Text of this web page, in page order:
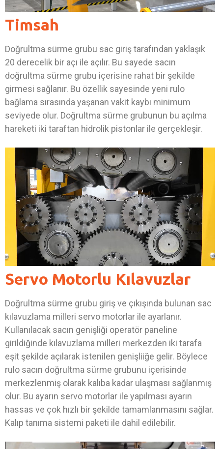
Timsah
Doğrultma sürme grubu sac giriş tarafından yaklaşık
20 derecelik bir açı ile açılır. Bu sayede sacın
doğrultma sürme grubu içerisine rahat bir şekilde
girmesi sağlanır. Bu özellik sayesinde yeni rulo
bağlama sırasında yaşanan vakit kaybı minimum
seviyede olur. Doğrultma sürme grubunun bu açılma
hareketi iki taraftan hidrolik pistonlar ile gerçekleşir.
Servo Motorlu Kılavuzlar
Doğrultma sürme grubu giriş ve çıkışında bulunan sac
kılavuzlama milleri servo motorlar ile ayarlanır.
Kullanılacak sacın genişliği operatör paneline
girildiğinde kılavuzlama milleri merkezden iki tarafa
eşit şekilde açılarak istenilen genişliiğe gelir. Böylece
rulo sacın doğrultma sürme grubunu içerisinde
merkezlenmiş olarak kalıba kadar ulaşması sağlanmış
olur. Bu ayarın servo motorlar ile yapılması ayarın
hassas ve çok hızlı bir şekilde tamamlanmasını sağlar.
Kalıp tanıma sistemi paketi ile dahil edilebilir.